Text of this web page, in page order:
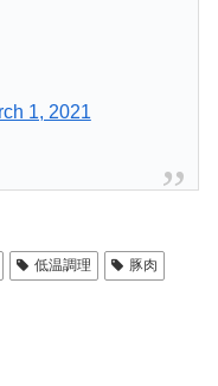
1, 2021
低温調理
豚肉